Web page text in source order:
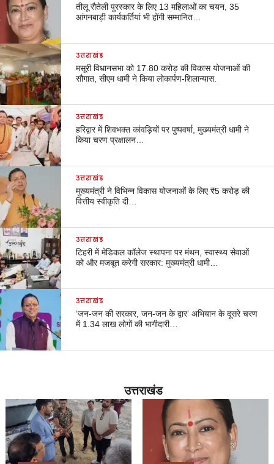
तीलू रौतेली पुरस्कार के लिए 13 महिलाओं का चयन, 35
आंगनबाड़ी कार्यकर्तियां भी होंगी सम्मानित…
उत्तराखंड
मसूरी विधानसभा को 17.80 करोड़ की विकास योजनाओं की
सौगात, सीएम धामी ने किया लोकार्पण-शिलान्यास.
उत्तराखंड
हरिद्वार में शिवभक्त कांवड़ियों पर पुष्पवर्षा, मुख्यमंत्री धामी ने
किया चरण प्रक्षालन…
उत्तराखंड
मुख्यमंत्री ने विभिन्न विकास योजनाओं के लिए ₹5 करोड़ की
वित्तीय स्वीकृति दी…
उत्तराखंड
टिहरी में मेडिकल कॉलेज स्थापना पर मंथन, स्वास्थ्य सेवाओं
को और मजबूत करेगी सरकार: मुख्यमंत्री धामी…
उत्तराखंड
‘जन-जन की सरकार, जन-जन के द्वार’ अभियान के दूसरे चरण
में 1.34 लाख लोगों की भागीदारी…
उत्तराखंड